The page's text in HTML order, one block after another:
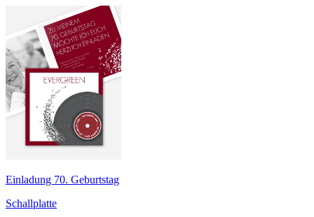
Einladung 70. Geburtstag
Schallplatte